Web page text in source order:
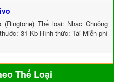
(Ringtone) Thể loại: Nhạc Chuông
31 Kb Hình thức: Tải Miễn phí
Thể Loại